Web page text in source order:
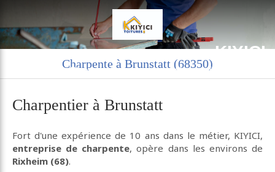
KIYICI
Charpente couverture zinguerie à Rixheim
Charpente à Brunstatt (68350)
Charpentier à Brunstatt
Fort d'une expérience de 10 ans dans le métier, KIYICI,
entreprise de charpente, opère dans les environs de
Rixheim (68).